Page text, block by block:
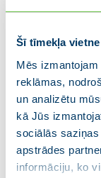
Šī tīmekļa
Mēs
reklāmas,
un analizētu
kā Jūs
sociālās
apstrādes
informāciju, ko
• NBS spēju
Ārlietu ministre
Ārlietu
un stingru
• NATO
atbalsts
sabiedrotajiem
• Latvijas